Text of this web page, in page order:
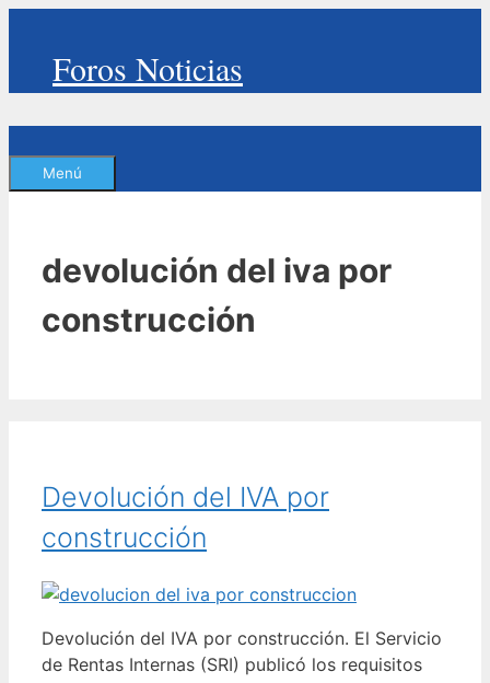
contenidoForos Noticias
Menú
devolución del iva por
construcción
Devolución del IVA por
construcción
Devolución del IVA por construcción. El Servicio
de Rentas Internas (SRI) publicó los requisitos